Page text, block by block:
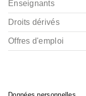
Enseignants
Droits dérivés
Offres d'emploi